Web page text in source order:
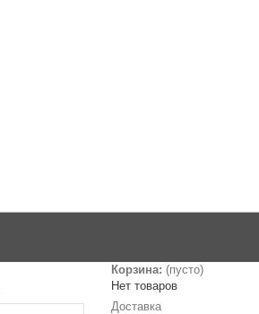
Корзина: (пусто)
Нет товаров
Доставка